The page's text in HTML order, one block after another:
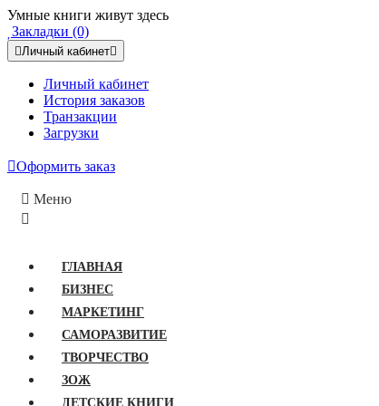
Умные книги живут здесь
Закладки (0)
Личный кабинет
Личный кабинет
История заказов
Транзакции
Загрузки
Оформить заказ
Меню
ГЛАВНАЯ
БИЗНЕС
МАРКЕТИНГ
САМОРАЗВИТИЕ
ТВОРЧЕСТВО
ЗОЖ
ДЕТСКИЕ КНИГИ